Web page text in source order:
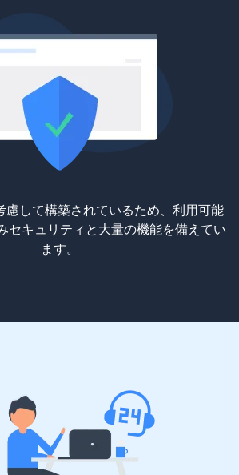
して構築されているため、利用可能
セキュリティと大量の機能を備えてい
ます。